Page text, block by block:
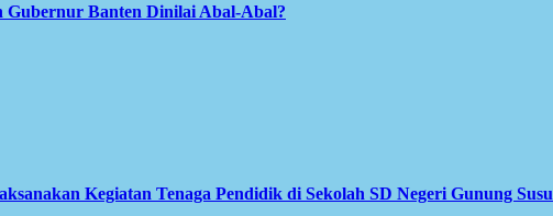
Gubernur Banten Dinilai Abal-Abal?
Kegiatan Tenaga Pendidik di Sekolah SD Negeri Gunung Susu